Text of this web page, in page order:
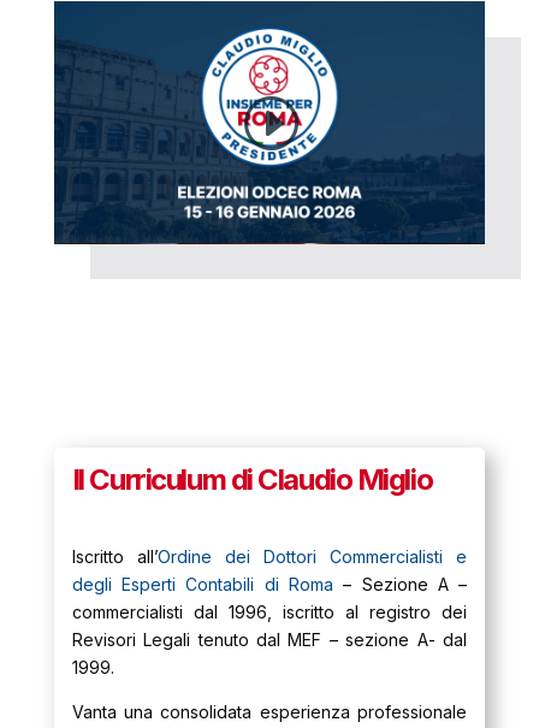
Il Curriculum di Claudio Miglio
Iscritto all’Ordine dei Dottori Commercialisti e
degli Esperti Contabili di Roma – Sezione A –
commercialisti dal 1996, iscritto al registro dei
Revisori Legali tenuto dal MEF – sezione A- dal
1999.
Vanta una consolidata esperienza professionale